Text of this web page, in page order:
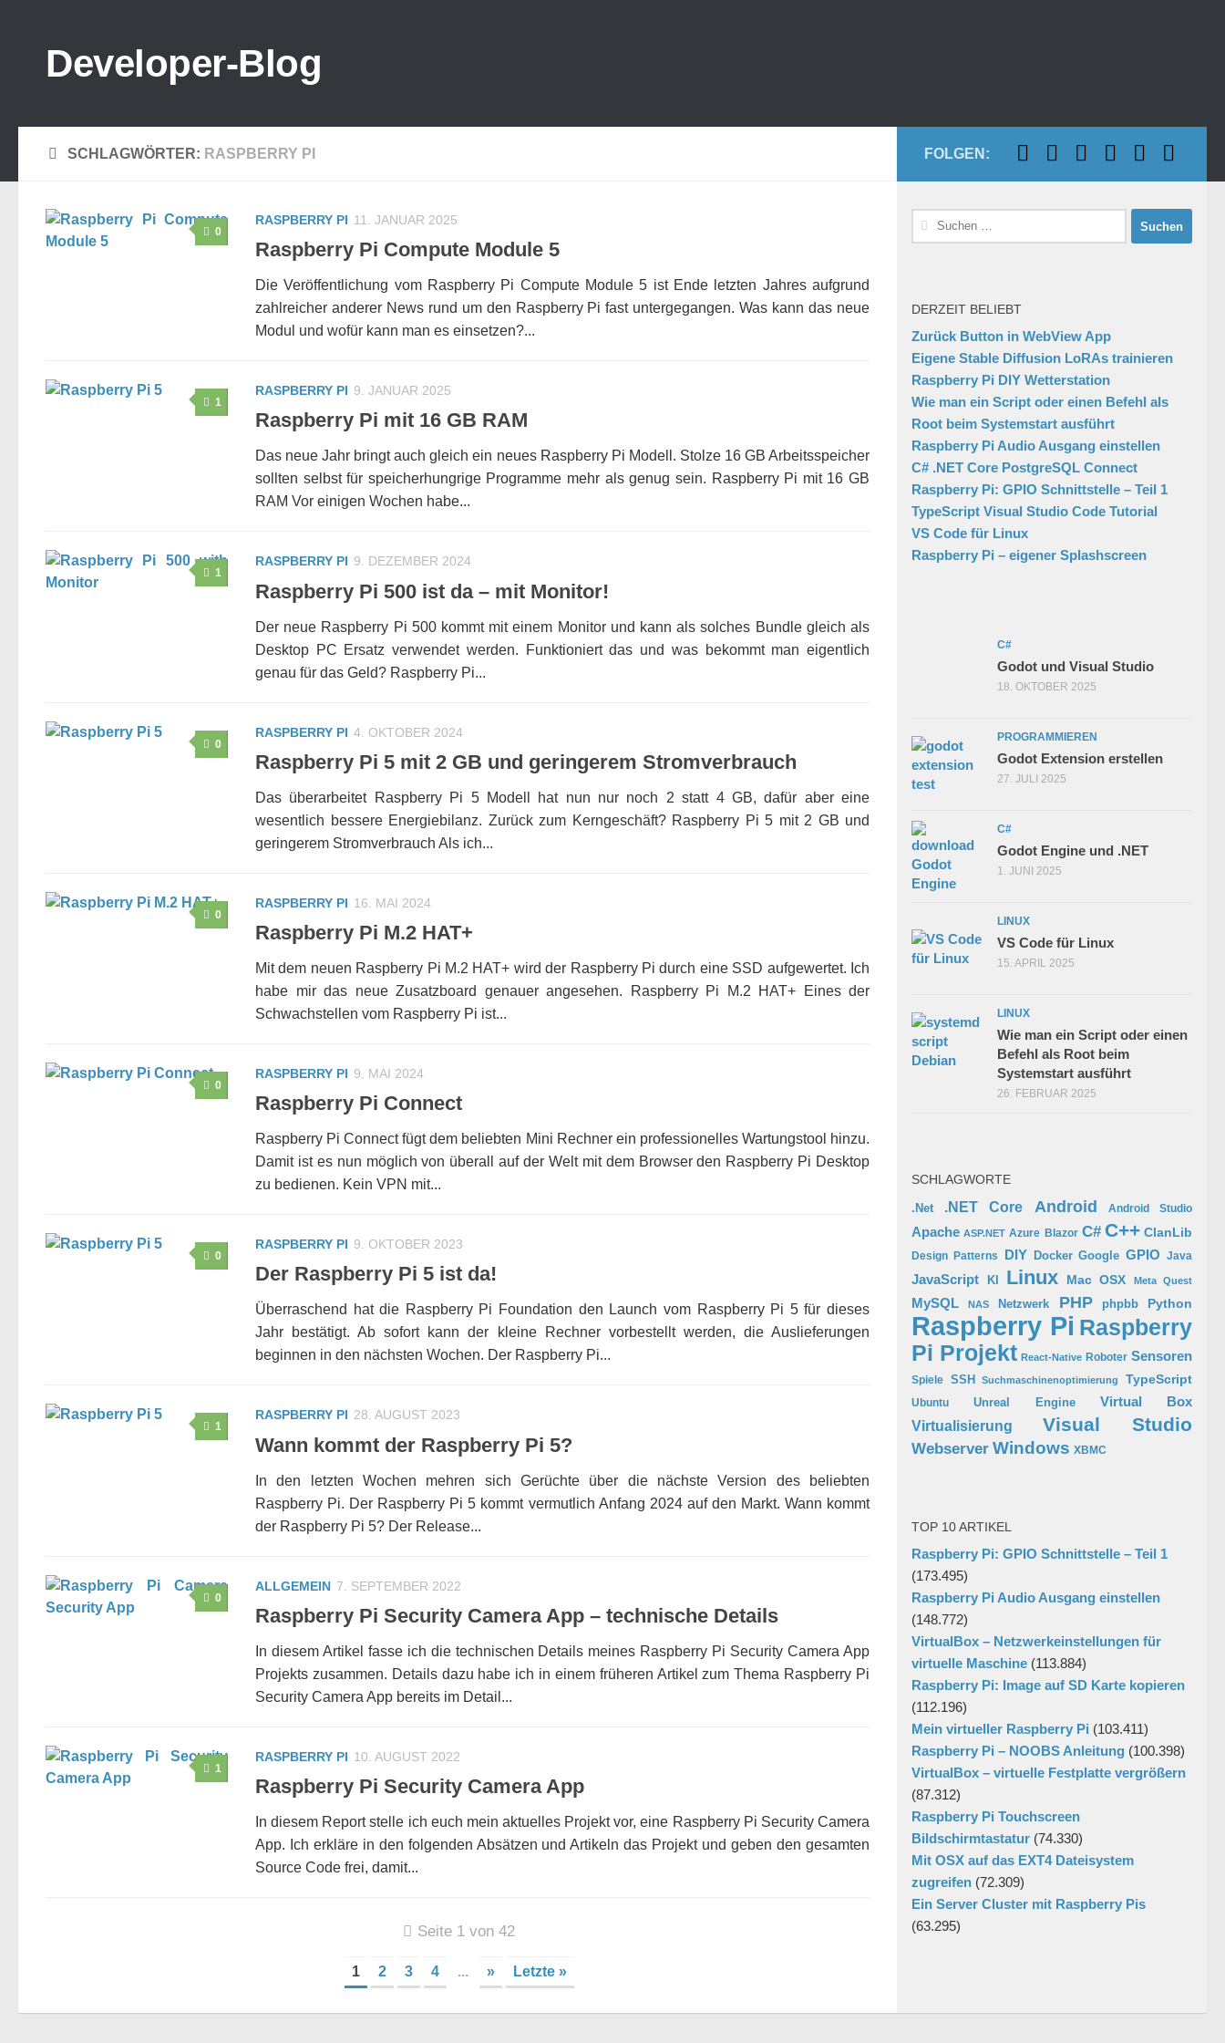
Developer-Blog
SCHLAGWÖRTER: RASPBERRY PI
0
RASPBERRY PI 11. JANUAR 2025
Raspberry Pi Compute Module 5
Die Veröffentlichung vom Raspberry Pi Compute Module 5 ist Ende letzten Jahres aufgrund
zahlreicher anderer News rund um den Raspberry Pi fast untergegangen. Was kann das neue
Modul und wofür kann man es einsetzen?...
1
RASPBERRY PI 9. JANUAR 2025
Raspberry Pi mit 16 GB RAM
Das neue Jahr bringt auch gleich ein neues Raspberry Pi Modell. Stolze 16 GB Arbeitsspeicher
sollten selbst für speicherhungrige Programme mehr als genug sein. Raspberry Pi mit 16 GB
RAM Vor einigen Wochen habe...
1
RASPBERRY PI 9. DEZEMBER 2024
Raspberry Pi 500 ist da – mit Monitor!
Der neue Raspberry Pi 500 kommt mit einem Monitor und kann als solches Bundle gleich als
Desktop PC Ersatz verwendet werden. Funktioniert das und was bekommt man eigentlich
genau für das Geld? Raspberry Pi...
0
RASPBERRY PI 4. OKTOBER 2024
Raspberry Pi 5 mit 2 GB und geringerem Stromverbrauch
Das überarbeitet Raspberry Pi 5 Modell hat nun nur noch 2 statt 4 GB, dafür aber eine
wesentlich bessere Energiebilanz. Zurück zum Kerngeschäft? Raspberry Pi 5 mit 2 GB und
geringerem Stromverbrauch Als ich...
0
RASPBERRY PI 16. MAI 2024
Raspberry Pi M.2 HAT+
Mit dem neuen Raspberry Pi M.2 HAT+ wird der Raspberry Pi durch eine SSD aufgewertet. Ich
habe mir das neue Zusatzboard genauer angesehen. Raspberry Pi M.2 HAT+ Eines der
Schwachstellen vom Raspberry Pi ist...
0
RASPBERRY PI 9. MAI 2024
Raspberry Pi Connect
Raspberry Pi Connect fügt dem beliebten Mini Rechner ein professionelles Wartungstool hinzu.
Damit ist es nun möglich von überall auf der Welt mit dem Browser den Raspberry Pi Desktop
zu bedienen. Kein VPN mit...
0
RASPBERRY PI 9. OKTOBER 2023
Der Raspberry Pi 5 ist da!
Überraschend hat die Raspberry Pi Foundation den Launch vom Raspberry Pi 5 für dieses
Jahr bestätigt. Ab sofort kann der kleine Rechner vorbestellt werden, die Auslieferungen
beginnen in den nächsten Wochen. Der Raspberry Pi...
1
RASPBERRY PI 28. AUGUST 2023
Wann kommt der Raspberry Pi 5?
In den letzten Wochen mehren sich Gerüchte über die nächste Version des beliebten
Raspberry Pi. Der Raspberry Pi 5 kommt vermutlich Anfang 2024 auf den Markt. Wann kommt
der Raspberry Pi 5? Der Release...
0
ALLGEMEIN 7. SEPTEMBER 2022
Raspberry Pi Security Camera App – technische Details
In diesem Artikel fasse ich die technischen Details meines Raspberry Pi Security Camera App
Projekts zusammen. Details dazu habe ich in einem früheren Artikel zum Thema Raspberry Pi
Security Camera App bereits im Detail...
1
RASPBERRY PI 10. AUGUST 2022
Raspberry Pi Security Camera App
In diesem Report stelle ich euch mein aktuelles Projekt vor, eine Raspberry Pi Security Camera
App. Ich erkläre in den folgenden Absätzen und Artikeln das Projekt und geben den gesamten
Source Code frei, damit...
Seite 1 von 42
1 2 3 4 ... » Letzte »
FOLGEN:
Suchen
nach:
DERZEIT BELIEBT
Zurück Button in WebView App
Eigene Stable Diffusion LoRAs trainieren
Raspberry Pi DIY Wetterstation
Wie man ein Script oder einen Befehl als
Root beim Systemstart ausführt
Raspberry Pi Audio Ausgang einstellen
C# .NET Core PostgreSQL Connect
Raspberry Pi: GPIO Schnittstelle – Teil 1
TypeScript Visual Studio Code Tutorial
VS Code für Linux
Raspberry Pi – eigener Splashscreen
C#
Godot und Visual Studio
18. OKTOBER 2025
PROGRAMMIEREN
Godot Extension erstellen
27. JULI 2025
C#
Godot Engine und .NET
1. JUNI 2025
LINUX
VS Code für Linux
15. APRIL 2025
LINUX
Wie man ein Script oder einen
Befehl als Root beim
Systemstart ausführt
26. FEBRUAR 2025
SCHLAGWORTE
.Net .NET Core Android Android Studio
Apache ASP.NET Azure Blazor C# C++ ClanLib
Design Patterns DIY Docker Google GPIO Java
JavaScript KI Linux Mac OSX Meta Quest
MySQL NAS Netzwerk PHP phpbb Python
Raspberry Pi Raspberry
Pi Projekt React-Native Roboter Sensoren
Spiele SSH Suchmaschinenoptimierung TypeScript
Ubuntu Unreal Engine
Virtual Box
Virtualisierung
Visual Studio
Webserver Windows XBMC
TOP 10 ARTIKEL
Raspberry Pi: GPIO Schnittstelle – Teil 1
(173.495)
Raspberry Pi Audio Ausgang einstellen
(148.772)
VirtualBox – Netzwerkeinstellungen für
virtuelle Maschine (113.884)
Raspberry Pi: Image auf SD Karte kopieren
(112.196)
Mein virtueller Raspberry Pi (103.411)
Raspberry Pi – NOOBS Anleitung (100.398)
VirtualBox – virtuelle Festplatte vergrößern
(87.312)
Raspberry Pi Touchscreen
Bildschirmtastatur (74.330)
Mit OSX auf das EXT4 Dateisystem
zugreifen (72.309)
Ein Server Cluster mit Raspberry Pis
(63.295)